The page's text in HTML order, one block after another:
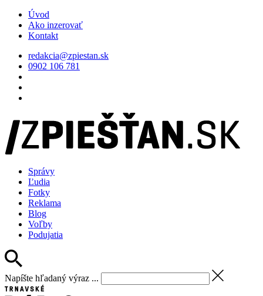
Úvod
Ako inzerovať
Kontakt
redakcia@zpiestan.sk
0902 106 781
Správy
Ľudia
Fotky
Reklama
Blog
Voľby
Podujatia
Napíšte hľadaný výraz ...